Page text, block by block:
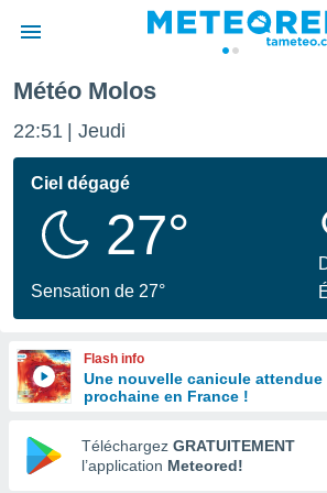
de
en
Météo Molos
22:51 Jeudi
Ciel dégagé
27°
Sensation de 27°
Flash info
Une nouvelle canicule attendue
prochaine en France !
Téléchargez GRATUITEMENT
l’application Meteored!